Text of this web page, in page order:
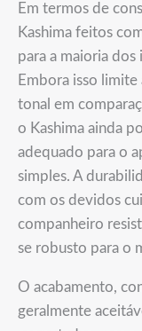
Em termos de
Kashima feitos
para a maioria
Embora isso
tonal em
o Kashima ainda
adequado para o
simples. A
com os devidos
companheiro
se robusto para o
O acabamento,
geralmente